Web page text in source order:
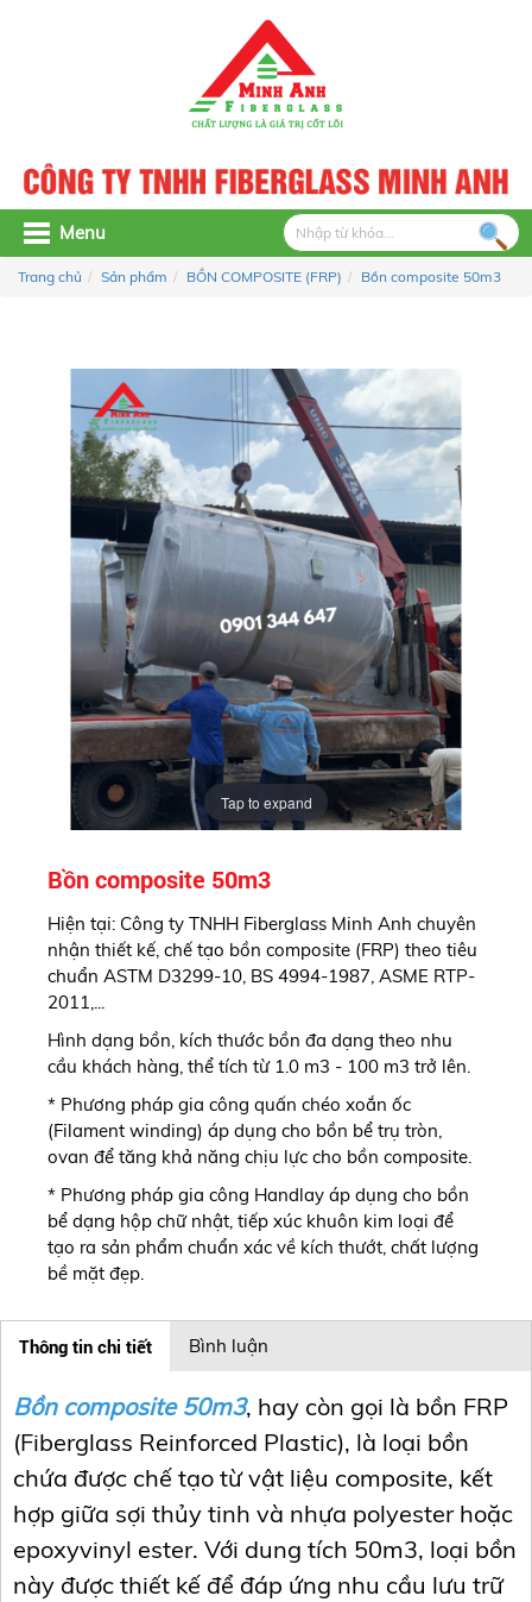
Menu
Trang chủ Sản phẩm BỒN COMPOSITE (FRP) Bồn composite 50m3
Tap to expand
Bồn composite 50m3
Hiện tại: Công ty TNHH Fiberglass Minh Anh chuyên
nhận thiết kế, chế tạo bồn composite (FRP) theo tiêu
chuẩn ASTM D3299-10, BS 4994-1987, ASME RTP-
2011,...
Hình dạng bồn, kích thước bồn đa dạng theo nhu
cầu khách hàng, thể tích từ 1.0 m3 - 100 m3 trở lên.
* Phương pháp gia công quấn chéo xoắn ốc
(Filament winding) áp dụng cho bồn bể trụ tròn,
ovan để tăng khả năng chịu lực cho bồn composite.
* Phương pháp gia công Handlay áp dụng cho bồn
bể dạng hộp chữ nhật, tiếp xúc khuôn kim loại để
tạo ra sản phẩm chuẩn xác về kích thướt, chất lượng
bề mặt đẹp.
Thông tin chi tiết Bình luận
Bồn composite 50m3, hay còn gọi là bồn FRP
(Fiberglass Reinforced Plastic), là loại bồn
chứa được chế tạo từ vật liệu composite, kết
hợp giữa sợi thủy tinh và nhựa polyester hoặc
epoxyvinyl ester. Với dung tích 50m3, loại bồn
này được thiết kế để đáp ứng nhu cầu lưu trữ